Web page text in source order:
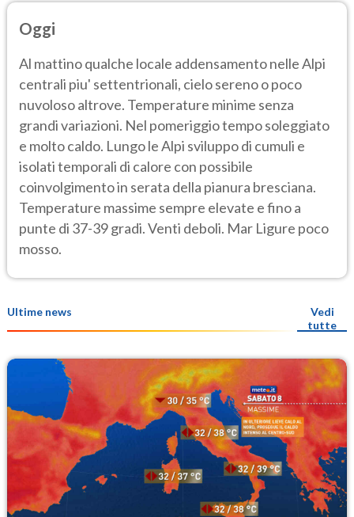
Oggi
Al mattino qualche locale addensamento nelle Alpi
centrali piu' settentrionali, cielo sereno o poco
nuvoloso altrove. Temperature minime senza
grandi variazioni. Nel pomeriggio tempo soleggiato
e molto caldo. Lungo le Alpi sviluppo di cumuli e
isolati temporali di calore con possibile
coinvolgimento in serata della pianura bresciana.
Temperature massime sempre elevate e fino a
punte di 37-39 gradi. Venti deboli. Mar Ligure poco
mosso.
Ultime news
Vedi
tutte